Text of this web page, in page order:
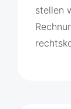
stellen